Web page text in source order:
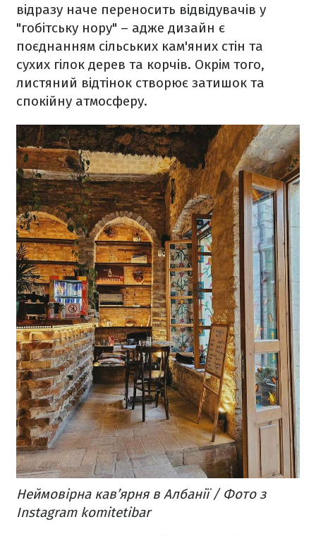
відразу наче переносить відвідувачів у
"гобітську нору" – адже дизайн є
поєднанням сільських кам'яних стін та
сухих гілок дерев та корчів. Окрім того,
листяний відтінок створює затишок та
спокійну атмосферу.
Неймовірна кав’ярня в Албанії / Фото з
Instagram komitetibar